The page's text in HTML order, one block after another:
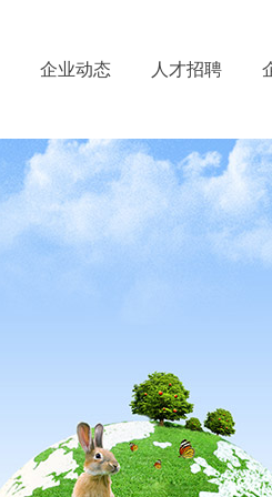
企业动态 人才招聘